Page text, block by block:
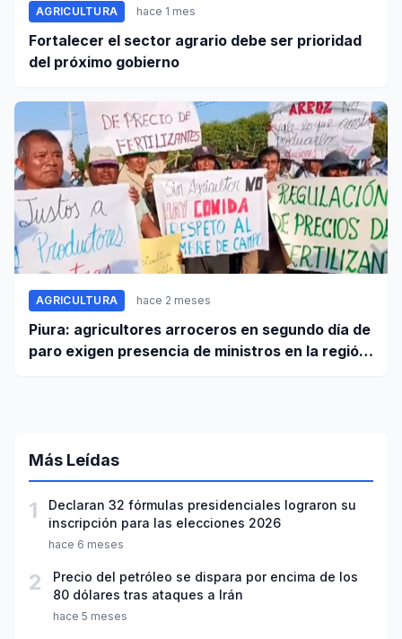
AGRICULTURA hace 1 mes
Fortalecer el sector agrario debe ser prioridad
del próximo gobierno
AGRICULTURA hace 2 meses
Piura: agricultores arroceros en segundo día de
paro exigen presencia de ministros en la región
Más Leídas
1
Declaran 32 fórmulas presidenciales lograron su
inscripción para las elecciones 2026
hace 6 meses
2
Precio del petróleo se dispara por encima de los
80 dólares tras ataques a Irán
hace 5 meses